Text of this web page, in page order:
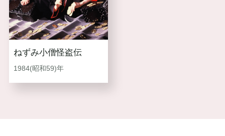
ねずみ小僧怪盗伝
1984(昭和59)年